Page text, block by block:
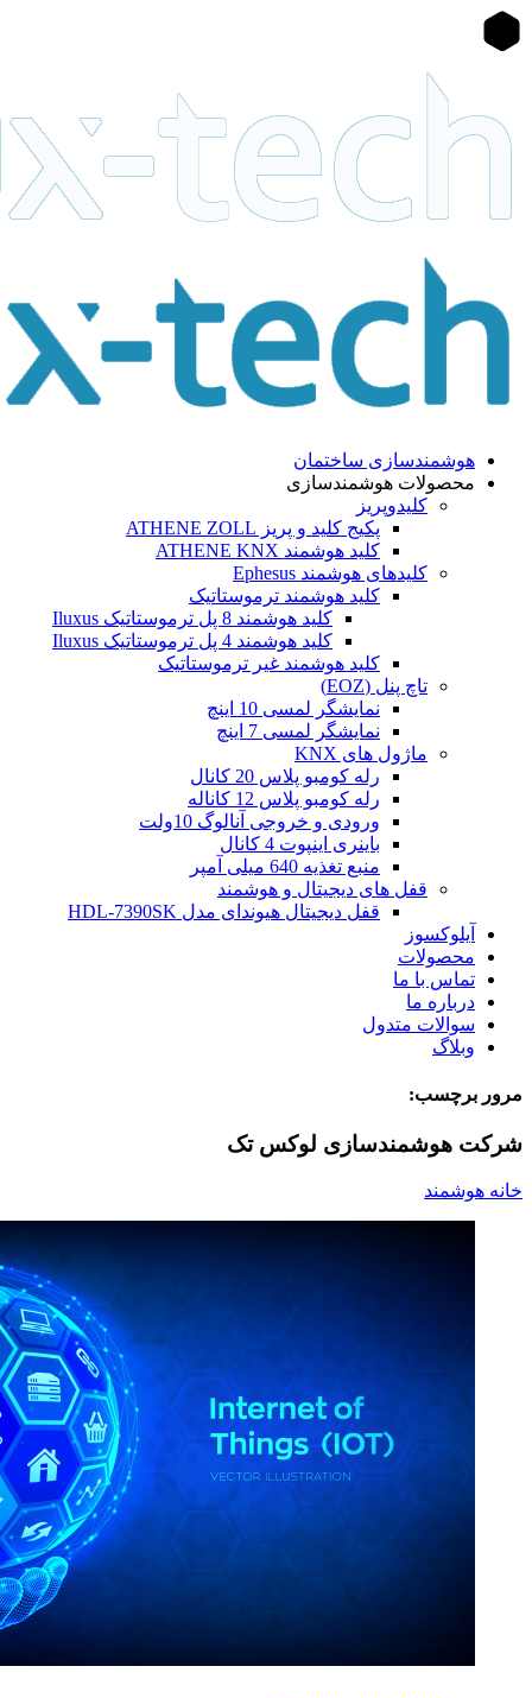
هوشمندسازی ساختمان
محصولات هوشمندسازی
کلیدوپریز
پکیج کلید و پریز ATHENE ZOLL
کلید هوشمند ATHENE KNX
کلیدهای هوشمند Ephesus
کلید هوشمند ترموستاتیک
کلید هوشمند 8 پل ترموستاتیک Iluxus
کلید هوشمند 4 پل ترموستاتیک Iluxus
کلید هوشمند غیر ترموستاتیک
تاچ پنل (EOZ)
نمایشگر لمسی 10 اینچ
نمایشگر لمسی 7 اینچ
ماژول های KNX
رله کومبو پلاس 20 کانال
رله کومبو پلاس 12 کاناله
ورودی و خروجی آنالوگ 10ولت
باینری اینپوت 4 کانال
منبع تغذیه 640 میلی آمپر
قفل های دیجیتال و هوشمند
قفل دیجیتال هیوندای مدل HDL-7390SK
آیلوکسوز
محصولات
تماس با ما
درباره ما
سوالات متدول
وبلاگ
مرور برچسب:
شرکت هوشمندسازی لوکس تک
خانه هوشمند